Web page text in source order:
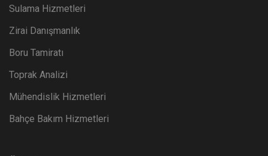
Sulama Hizmetleri
Zirai Danışmanlık
Boru Tamiratı
Toprak Analizi
Mühendislik Hizmetleri
Bahçe Bakım Hizmetleri